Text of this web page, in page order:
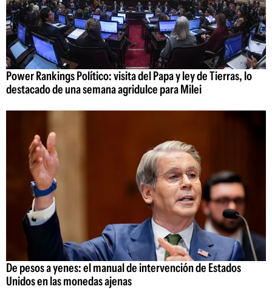
Power Rankings Político: visita del Papa y ley de Tierras, lo
destacado de una semana agridulce para Milei
De pesos a yenes: el manual de intervención de Estados
Unidos en las monedas ajenas